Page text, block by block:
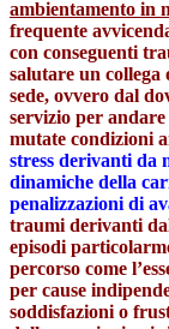
ambientamento in
frequente
con conseguenti
salutare un collega
sede, ovvero dal
servizio per andare
mutate condizioni
stress derivanti da
dinamiche della
penalizzazioni di
traumi derivanti
episodi
percorso come
per cause
soddisfazioni o